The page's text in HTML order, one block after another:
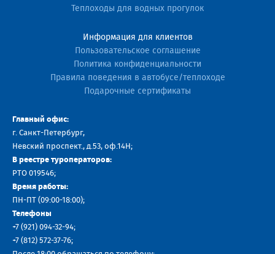
Теплоходы для водных прогулок
Информация для клиентов
Пользовательское соглашение
Политика конфиденциальности
Правила поведения в автобусе/теплоходе
Подарочные сертификаты
Главный офис:
г. Санкт-Петербург,
Невский проспект., д.53, оф.14H;
В реестре туроператоров:
РТО 019546;
Время работы:
ПН-ПТ (09:00-18:00);
Телефоны
+7 (921) 094-32-94;
+7 (812) 572-37-76;